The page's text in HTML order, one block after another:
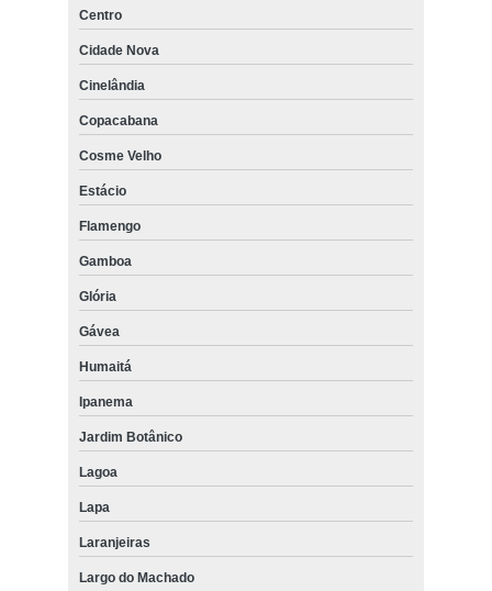
Centro
Cidade Nova
Cinelândia
Copacabana
Cosme Velho
Estácio
Flamengo
Gamboa
Glória
Gávea
Humaitá
Ipanema
Jardim Botânico
Lagoa
Lapa
Laranjeiras
Largo do Machado